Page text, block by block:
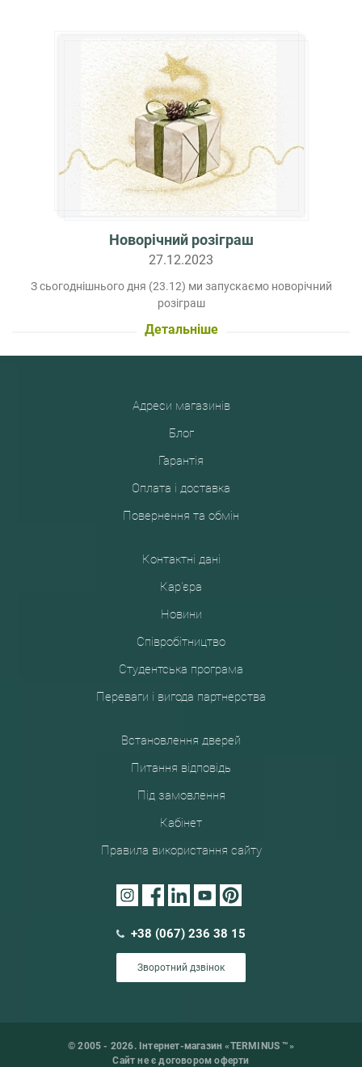
Новорічний розіграш
27.12.2023
З сьогоднішнього дня (23.12) ми запускаємо новорічний
розіграш
Детальніше
Адреси магазинів
Блог
Гарантія
Оплата і доставка
Повернення та обмін
Контактні дані
Кар'єра
Новини
Співробітництво
Студентська програма
Переваги і вигода партнерства
Встановлення дверей
Питання відповідь
Під замовлення
Кабінет
Правила використання сайту
+38 (067) 236 38 15
Зворотний дзвінок
© 2005 - 2026. Інтернет-магазин «TERMINUS ™»
Сайт не є договором оферти